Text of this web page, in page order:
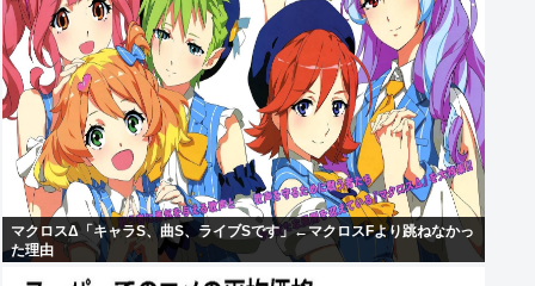
マクロスΔ「キャラS、曲S、ライブSです」←マクロスFより跳ねなかっ
た理由